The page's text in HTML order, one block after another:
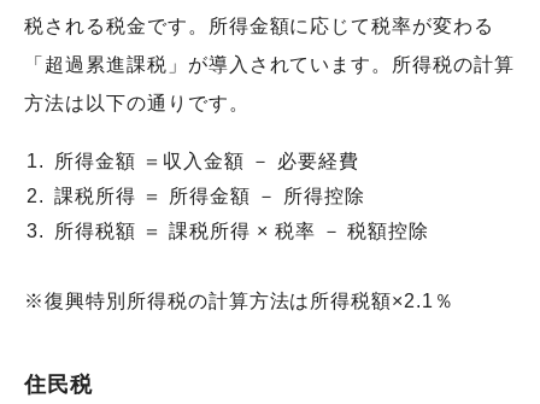
税される税金です。所得金額に応じて税率が変わる
「超過累進課税」が導入されています。所得税の計算
方法は以下の通りです。
所得金額 ＝収入金額 － 必要経費
課税所得 ＝ 所得金額 － 所得控除
所得税額 ＝ 課税所得 × 税率 － 税額控除
※復興特別所得税の計算方法は所得税額×2.1％
住民税